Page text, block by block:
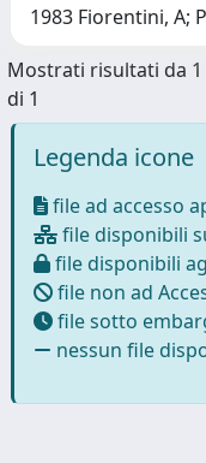
1983 Fiorentini, A;
Mostrati risultati da 1
di 1
Legenda icone
file ad accesso
file disponibili
file disponibili
file non ad
file sotto
nessun file